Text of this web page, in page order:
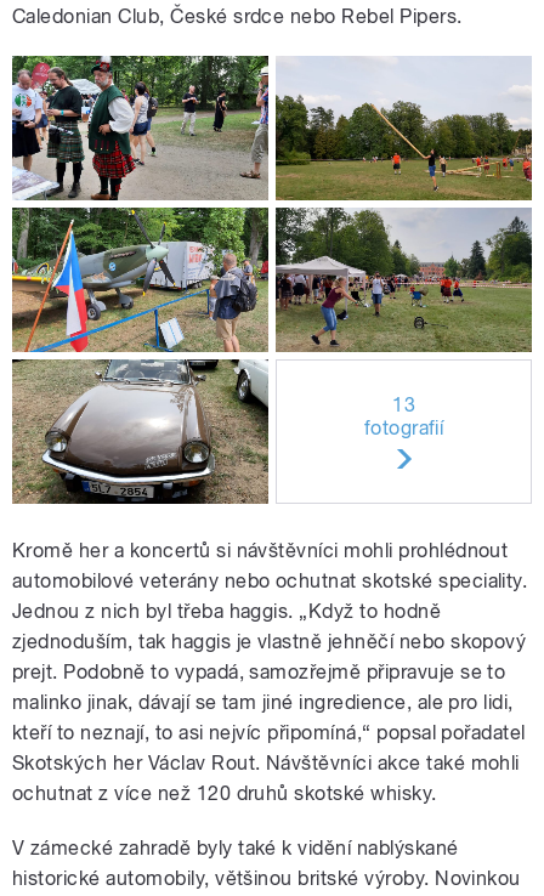
Caledonian Club, České srdce nebo Rebel Pipers.
13
fotografií
Kromě her a koncertů si návštěvníci mohli prohlédnout
automobilové veterány nebo ochutnat skotské speciality.
Jednou z nich byl třeba haggis. „Když to hodně
zjednoduším, tak haggis je vlastně jehněčí nebo skopový
prejt. Podobně to vypadá, samozřejmě připravuje se to
malinko jinak, dávají se tam jiné ingredience, ale pro lidi,
kteří to neznají, to asi nejvíc připomíná,“ popsal pořadatel
Skotských her Václav Rout. Návštěvníci akce také mohli
ochutnat z více než 120 druhů skotské whisky.
V zámecké zahradě byly také k vidění nablýskané
historické automobily, většinou britské výroby. Novinkou